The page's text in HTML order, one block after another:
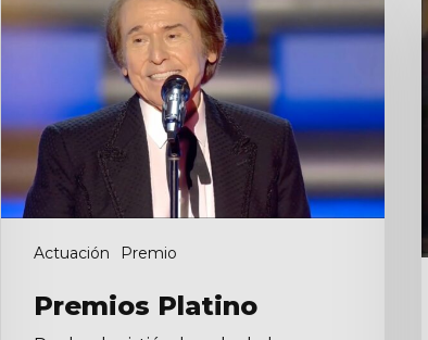
Actuación Premio
Premios Platino